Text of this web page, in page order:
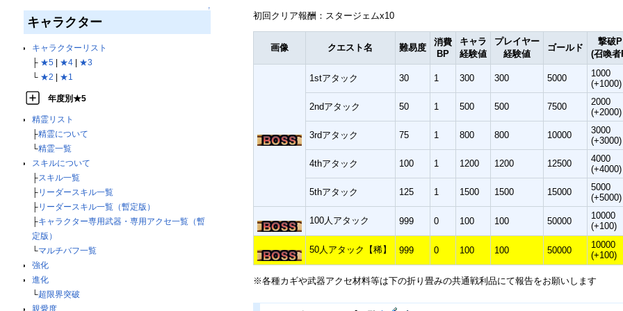
↑
キャラクター
キャラクターリスト
├ ★5| ★4| ★3
└ ★2 | ★1
年度別★5
精霊リスト
├精霊について
└精霊一覧
スキルについて
├スキル一覧
├リーダースキル一覧
├リーダースキル一覧（暫定版）
├キャラクター専用武器・専用アクセ一覧（暫
定版）
└マルチバフ一覧
強化
進化
└超限界突破
親愛度
初回クリア報酬：スタージェムx10
画像 クエスト名 難易度
消費
BP
キャラ
経験値
プレイヤー
経験値
ゴールド
撃破P
(召喚者
1stアタック 30 1 300 300 5000
1000
(+1000)
2ndアタック 50 1 500 500 7500
2000
(+2000)
3rdアタック 75 1 800 800 10000
3000
(+3000)
4thアタック 100 1 1200 1200 12500
4000
(+4000)
5thアタック 125 1 1500 1500 15000
5000
(+5000)
100人アタック 999 0 100 100 50000
10000
(+100)
50人アタック【稀】 999 0 100 100 50000
10000
(+100)
※各種カギや武器アクセ材料等は下の折り畳みの共通戦利品にて報告をお願いします